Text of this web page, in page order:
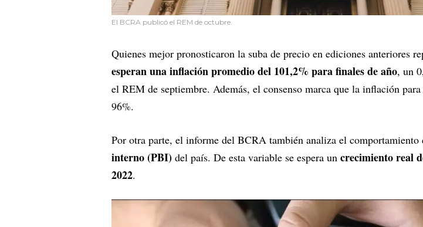
El BCRA publicó el REM de octubre.
Quienes mejor pronosticaron la suba de precio en ediciones anteriores
esperan una inflación promedio del 101,2% para finales de año, un
el REM de septiembre. Además, el consenso marca que la inflación
96%.
Por otra parte, el informe del BCRA también analiza el comportamiento
interno (PBI) del país. De esta variable se espera un crecimiento real
2022.